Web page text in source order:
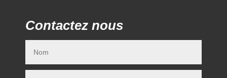
Contactez nous